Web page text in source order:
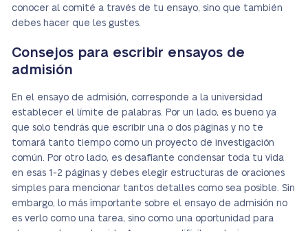
conocer al comité a través de tu ensayo, sino que también
debes hacer que les gustes.
Consejos para escribir ensayos de
admisión
En el ensayo de admisión, corresponde a la universidad
establecer el límite de palabras. Por un lado, es bueno ya
que solo tendrás que escribir una o dos páginas y no te
tomará tanto tiempo como un proyecto de investigación
común. Por otro lado, es desafiante condensar toda tu vida
en esas 1-2 páginas y debes elegir estructuras de oraciones
simples para mencionar tantos detalles como sea posible. Sin
embargo, lo más importante sobre el ensayo de admisión no
es verlo como una tarea, sino como una oportunidad para